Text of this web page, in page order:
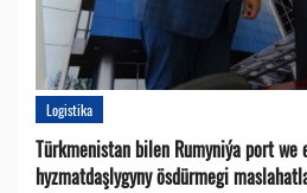
Logistika
Türkmenistan bilen Rumyniýa port we
hyzmatdaşlygyny ösdürmegi